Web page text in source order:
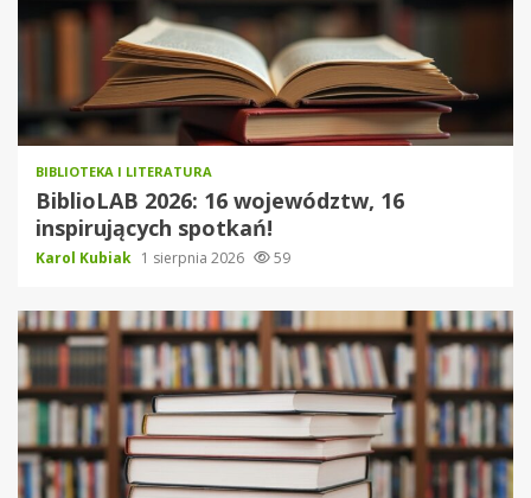
BIBLIOTEKA I LITERATURA
BiblioLAB 2026: 16 województw, 16
inspirujących spotkań!
Karol Kubiak 1 sierpnia 2026 59